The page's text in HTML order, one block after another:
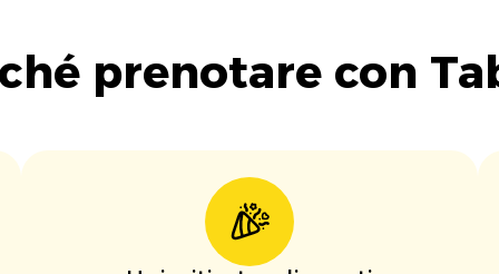
prenotare con